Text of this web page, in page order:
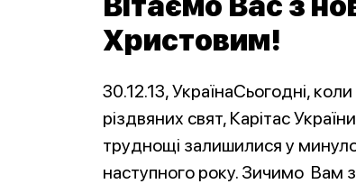
Христовим!
30.12.13, УкраїнаСьогодні,
різдвяних свят, Карітас
труднощі залишилися у
наступного року. Зичимо Вам